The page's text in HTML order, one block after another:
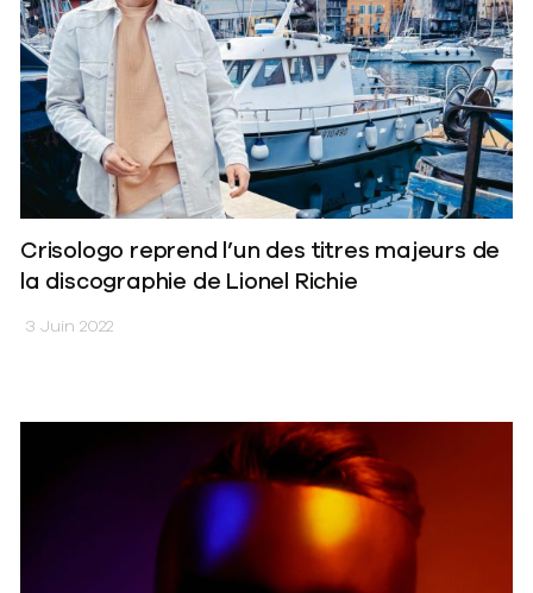
Crisologo reprend l’un des titres majeurs de
la discographie de Lionel Richie
3 Juin 2022